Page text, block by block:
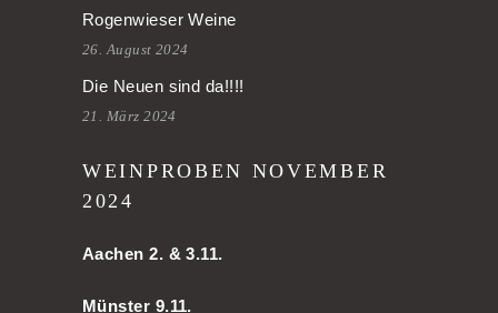
Rogenwieser Weine
26. August 2024
Die Neuen sind da!!!!
21. März 2024
WEINPROBEN NOVEMBER
2024
Aachen 2. & 3.11.
Münster 9.11.